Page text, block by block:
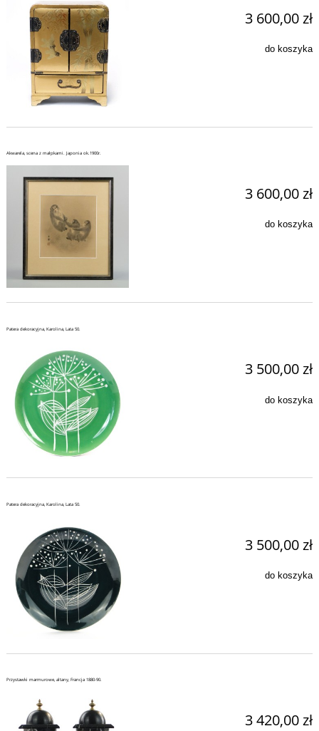
3 600,00 zł
do koszyka
Akwarela, scena z małpkami. Japonia ok.1900r.
3 600,00 zł
do koszyka
Patera dekoracyjna, Karolina, Lata 50.
3 500,00 zł
do koszyka
Patera dekoracyjna, Karolina, Lata 50.
3 500,00 zł
do koszyka
Przystawki marmurowe, altany, Francja 1880-90.
3 420,00 zł